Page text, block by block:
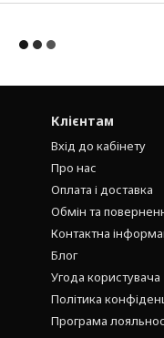
Клієнтам
Вхід до кабінету
Про нас
Оплата і доставка
Обмін та
Контактна
Блог
Угода користувача
Політика
Програма